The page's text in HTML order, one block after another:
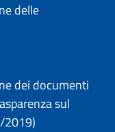
delle
dei documenti
sul
2019)